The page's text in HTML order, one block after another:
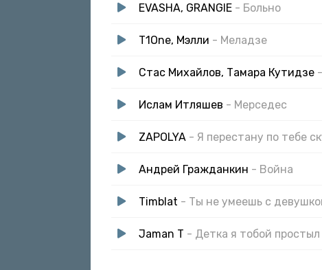
EVASHA, GRANGIE - Больно
T1One, Мэлли - Меладзе
Стас Михайлов, Тамара Кутидзе
Ислам Итляшев - Мерседес
ZAPOLYA - Я перестану по тебе
Андрей Гражданкин - Война
Timblat - Ты не умеешь с
Jaman T - Детка я тобой простыл